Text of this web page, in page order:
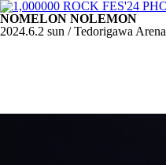
NOMELON NOLEMON
2024.6.2 sun / Tedorigawa Arena